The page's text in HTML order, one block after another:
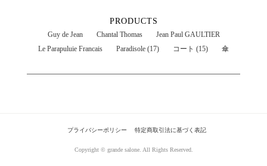
PRODUCTS
Guy de Jean Chantal Thomas
Jean Paul GAULTIER
Le Parapuluie Francais
Paradisole (17) コート (15) 傘
プライバシーポリシー 特定商取引法に基づく表記
Copyright © grande salone. All Rights Reserved.